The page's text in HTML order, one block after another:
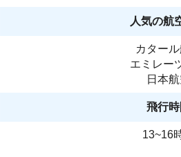
人気の航
カター
エミレー
日本
飛行時
13~16